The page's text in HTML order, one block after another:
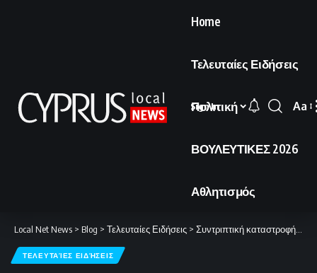
Home
Τελευταίες Ειδήσεις
Πολιτική
ΒΟΥΛΕΥΤΙΚΕΣ 2026
Αθλητισμός
Sign In
Font
Aa
Local Net News > Blog > Τελευταίες Ειδήσεις > Συντριπτική καταστροφή του 80% των εκτοξευτών πυραύλων
ΤΕΛΕΥΤΑΊΕΣ ΕΙΔΉΣΕΙΣ